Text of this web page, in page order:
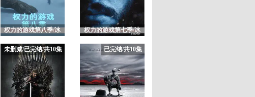
权力的游戏第八季/冰
权力的游戏第七季/冰
未删减/已完结/共10集
已完结/共10集